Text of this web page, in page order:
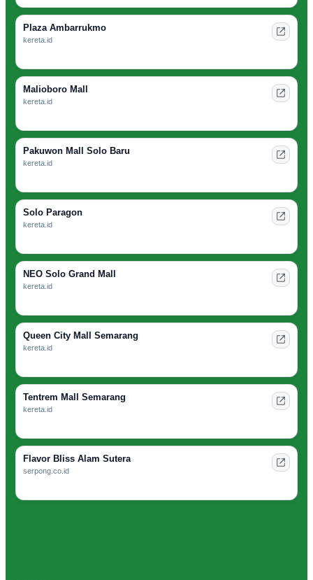
Plaza Ambarrukmo
kereta.id
Malioboro Mall
kereta.id
Pakuwon Mall Solo Baru
kereta.id
Solo Paragon
kereta.id
NEO Solo Grand Mall
kereta.id
Queen City Mall Semarang
kereta.id
Tentrem Mall Semarang
kereta.id
Flavor Bliss Alam Sutera
serpong.co.id